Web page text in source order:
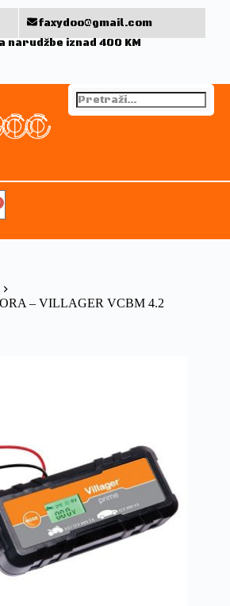
faxydoo@gmail.com
narudžbe iznad 400 KM
– VILLAGER VCBM 4.2